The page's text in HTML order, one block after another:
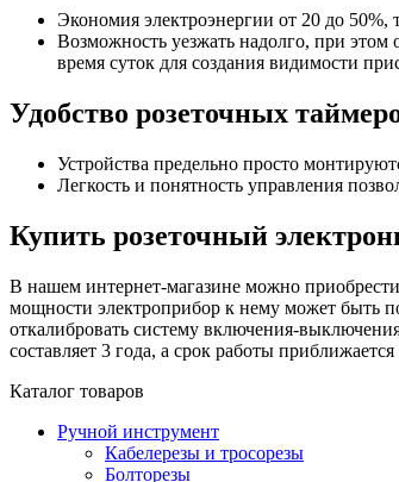
Экономия электроэнергии от 20 до 50%,
Возможность уезжать надолго, при
время суток для создания видимости
Удобство розеточных
Устройства предельно просто
Легкость и понятность управления
Купить розеточный
В нашем интернет-магазине можно
мощности электроприбор к нему может быть
откалибровать систему включения-
составляет 3 года, а срок работы
Каталог товаров
Ручной инструмент
Кабелерезы и тросорезы
Болторезы